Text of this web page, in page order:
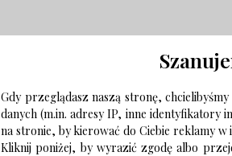
Gdy przeglądasz naszą stronę,
danych (m.in. adresy IP, inne identyfikatory
na stronie, by kierować do Ciebie reklamy w
Kliknij poniżej, by wyrazić zgodę albo